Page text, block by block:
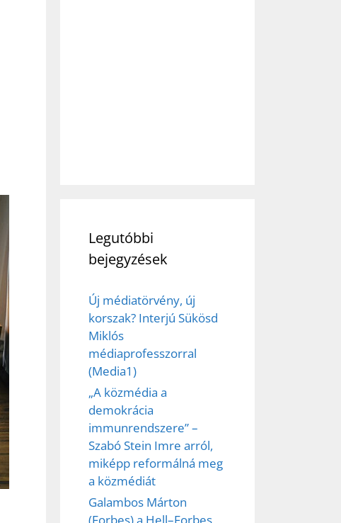
Legutóbbi
bejegyzések
Új médiatörvény, új
korszak? Interjú Sükösd
Miklós
médiaprofesszorral
(Media1)
„A közmédia a
demokrácia
immunrendszere” –
Szabó Stein Imre arról,
miképp reformálná meg
a közmédiát
Galambos Márton